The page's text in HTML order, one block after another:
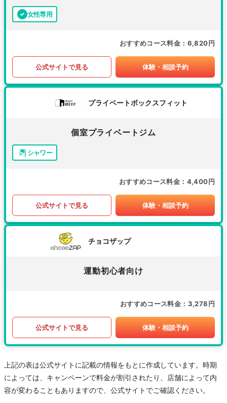
女性専用
おすすめコース料金 6,820円
公式サイトで見る 体験・相談予約
プライベートボックスフィット
個室プライベートジム
シャワー
おすすめコース料金 4,400円
公式サイトで見る 体験・相談予約
チョコザップ
運動初心者向け
おすすめコース料金 3,278円
公式サイトで見る 体験・相談予約
上記の表は公式サイトに記載の情報をもとに作成しています。時期
によっては、キャンペーンで料金が割引されたり、店舗によって内
容が変わることもありますので、公式サイトでご確認ください。